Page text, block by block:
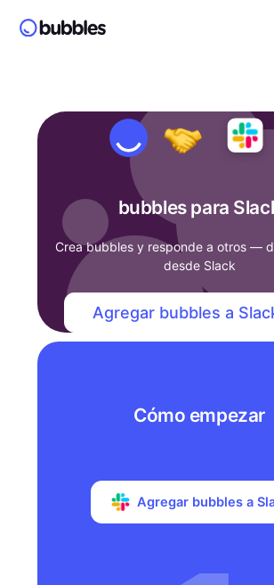
bubbles para
Crea bubbles y responde a otros —
desde Slack
Agregar bubbles a
Cómo empezar
Agregar bubbles a